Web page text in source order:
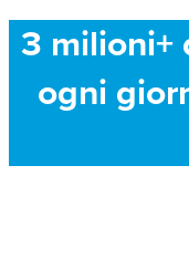
3 milioni+
ogni